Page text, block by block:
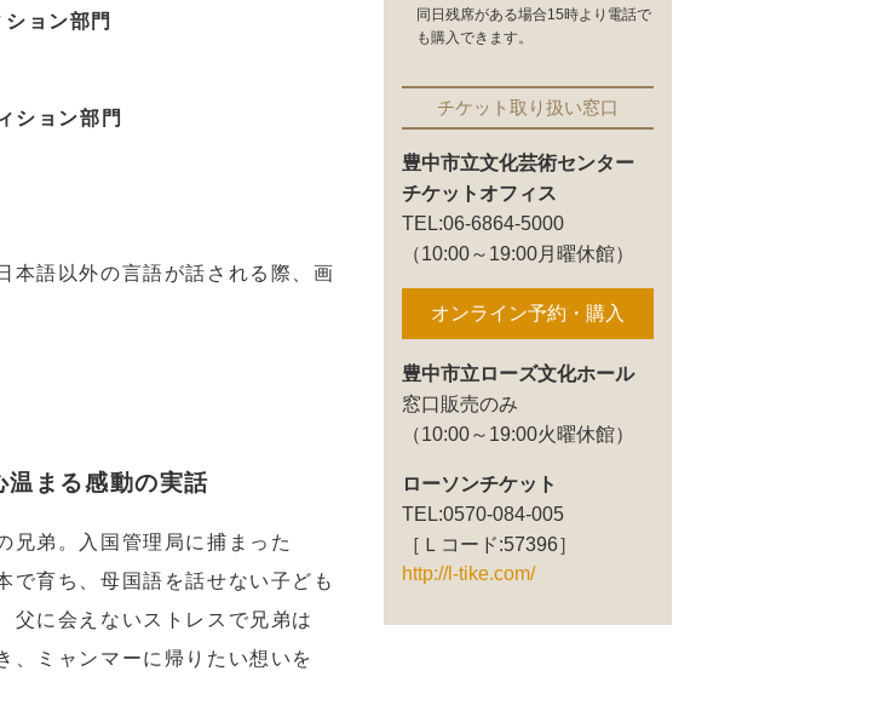
ョン部門
ション部門
本語以外の言語が話される際、画
温まる感動の実話
弟。入国管理局に捕まった
で育ち、母国語を話せない子ども
父に会えないストレスで兄弟は
、ミャンマーに帰りたい想いを
同日残席がある場合15時より電話で
も購入できます。
チケット取り扱い窓口
豊中市立文化芸術センター
チケットオフィス
TEL:06-6864-5000
（10:00～19:00月曜休館）
オンライン予約・購入
豊中市立ローズ文化ホール
窓口販売のみ
（10:00～19:00火曜休館）
ローソンチケット
TEL:0570-084-005
［Ｌコード:57396］
http://l-tike.com/